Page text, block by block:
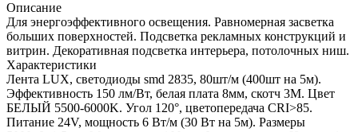
Описание
Для энергоэффективного освещения. Равномерная засветка
больших поверхностей. Подсветка рекламных конструкций и
витрин. Декоративная подсветка интерьера, потолочных ниш.
Характеристики
Лента LUX, светодиоды smd 2835, 80шт/м (400шт на 5м).
Эффективность 150 лм/Вт, белая плата 8мм, скотч 3М. Цвет
БЕЛЫЙ 5500-6000K. Угол 120°, цветопередача CRI>85.
Питание 24V, мощность 6 Вт/м (30 Вт на 5м). Размеры